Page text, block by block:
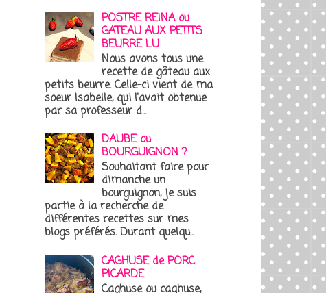
POSTRE REINA ou
GATEAU AUX PETITS
BEURRE LU
Nous avons tous une
recette de gâteau aux
petits beurre. Celle-ci vient de ma
soeur Isabelle, qui l'avait obtenue
par sa professeur d...
DAUBE ou
BOURGUIGNON ?
Souhaitant faire pour
dimanche un
bourguignon, je suis
partie à la recherche de
différentes recettes sur mes
blogs préférés. Durant quelqu...
CAGHUSE de PORC
PICARDE
Caghuse ou caqhuse,